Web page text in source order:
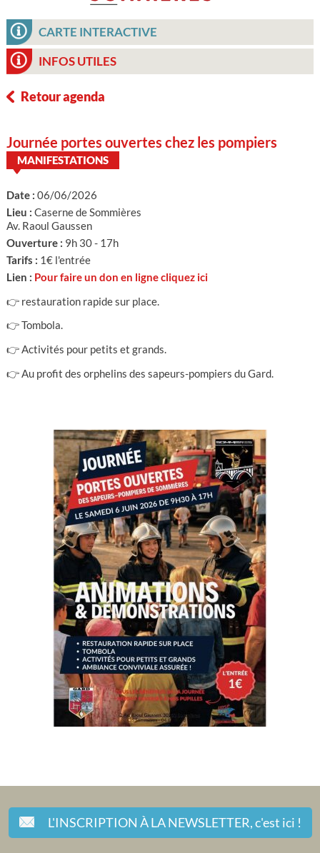
CARTE INTERACTIVE
INFOS UTILES
Retour agenda
Journée portes ouvertes chez les pompiers
MANIFESTATIONS
Date : 06/06/2026
Lieu : Caserne de Sommières
Av. Raoul Gaussen
Ouverture : 9h 30 - 17h
Tarifs : 1€ l'entrée
Lien : Pour faire un don en ligne cliquez ici
👉 restauration rapide sur place.
👉 Tombola.
👉 Activités pour petits et grands.
👉 Au profit des orphelins des sapeurs-pompiers du Gard.
L'INSCRIPTION À LA NEWSLETTER,c'est ici !